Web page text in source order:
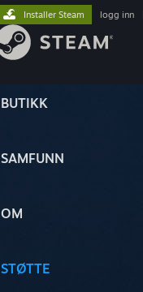
BUTIKK
SAMFUNN
OM
STØTTE
Installer Steam logg inn